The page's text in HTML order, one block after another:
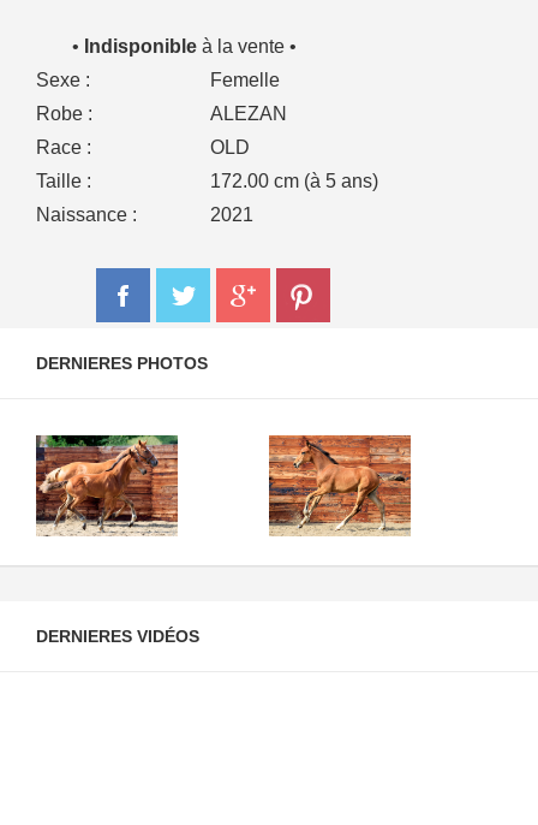
• Indisponible à la vente •
Sexe :
Femelle
Robe :
ALEZAN
Race :
OLD
Taille :
172.00 cm (à 5 ans)
Naissance :
2021
DERNIERES PHOTOS
DERNIERES VIDÉOS